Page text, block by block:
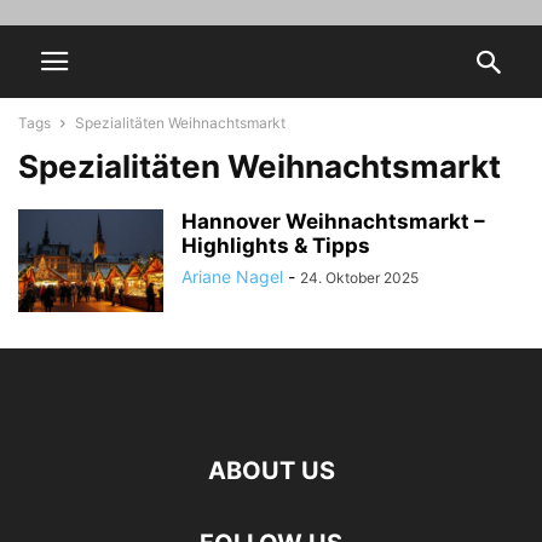
Tags Spezialitäten Weihnachtsmarkt
Spezialitäten Weihnachtsmarkt
Hannover Weihnachtsmarkt –
Highlights & Tipps
Ariane Nagel - 24. Oktober 2025
ABOUT US